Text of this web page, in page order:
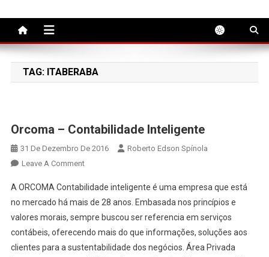
TAG: ITABERABA
Orcoma – Contabilidade Inteligente
31 De Dezembro De 2016
Roberto Edson Spínola
Leave A CommentOn
–
Contabilidade
Inteligente
A ORCOMA Contabilidade inteligente é uma empresa que está
no mercado há mais de 28 anos. Embasada nos princípios e
valores morais, sempre buscou ser referencia em serviços
contábeis, oferecendo mais do que informações, soluções aos
clientes para a sustentabilidade dos negócios. Área Privada